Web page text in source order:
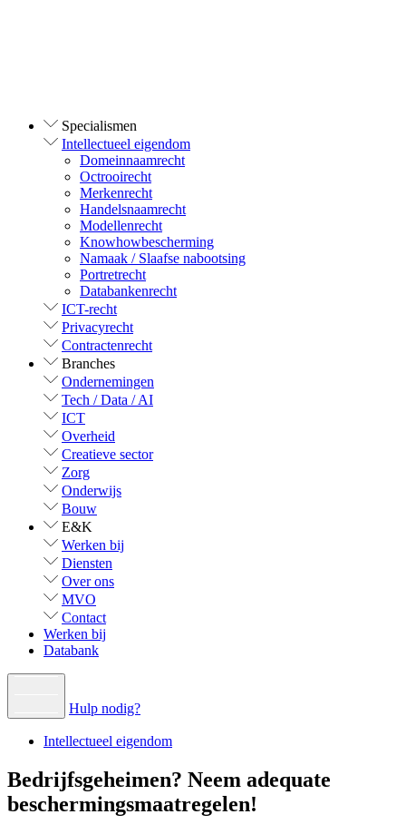
Specialismen
Intellectueel eigendom
Domeinnaamrecht
Octrooirecht
Merkenrecht
Handelsnaamrecht
Modellenrecht
Knowhowbescherming
Namaak / Slaafse nabootsing
Portretrecht
Databankenrecht
ICT-recht
Privacyrecht
Contractenrecht
Branches
Ondernemingen
Tech / Data / AI
ICT
Overheid
Creatieve sector
Zorg
Onderwijs
Bouw
E&K
Werken bij
Diensten
Over ons
MVO
Contact
Werken bij
Databank
Hulp nodig?
Intellectueel eigendom
Bedrijfsgeheimen? Neem adequate
beschermingsmaatregelen!